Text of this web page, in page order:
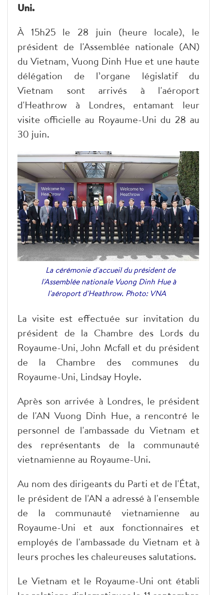
Uni.
À 15h25 le 28 juin (heure locale), le
président de l'Assemblée nationale (AN)
du Vietnam, Vuong Dinh Hue et une haute
délégation de l’organe législatif du
Vietnam sont arrivés à l'aéroport
d'Heathrow à Londres, entamant leur
visite officielle au Royaume-Uni du 28 au
30 juin.
La cérémonie d'accueil du président de
l'Assemblée nationale Vuong Dinh Hue à
l'aéroport d'Heathrow. Photo: VNA
La visite est effectuée sur invitation du
président de la Chambre des Lords du
Royaume-Uni, John Mcfall et du président
de la Chambre des communes du
Royaume-Uni, Lindsay Hoyle.
Après son arrivée à Londres, le président
de l'AN Vuong Dinh Hue, a rencontré le
personnel de l'ambassade du Vietnam et
des représentants de la communauté
vietnamienne au Royaume-Uni.
Au nom des dirigeants du Parti et de l'État,
le président de l'AN a adressé à l'ensemble
de la communauté vietnamienne au
Royaume-Uni et aux fonctionnaires et
employés de l'ambassade du Vietnam et à
leurs proches les chaleureuses salutations.
Le Vietnam et le Royaume-Uni ont établi